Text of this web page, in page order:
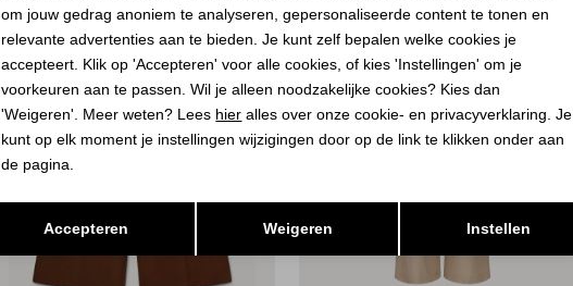
om jouw gedrag anoniem te analyseren, gepersonaliseerde content te tonen en
relevante advertenties aan te bieden. Je kunt zelf bepalen welke cookies je
accepteert. Klik op 'Accepteren' voor alle cookies, of kies 'Instellingen' om je
voorkeuren aan te passen. Wil je alleen noodzakelijke cookies? Kies dan
'Weigeren'. Meer weten? Lees hier alles over onze cookie- en privacyverklaring. Je
kunt op elk moment je instellingen wijzigingen door op de link te klikken onder aan
de pagina.
Accepteren Weigeren Instellen